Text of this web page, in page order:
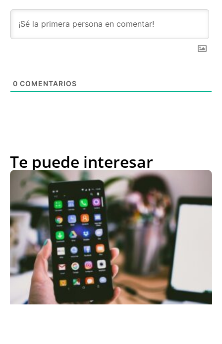
0 COMENTARIOS
Te puede interesar